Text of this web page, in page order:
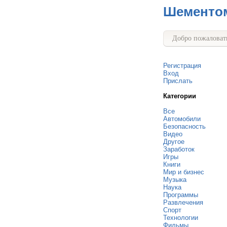
Добро
Регистрация
Вход
Прислать
Категории
Все
Автомобили
Безопасность
Видео
Другое
Заработок
Игры
Книги
Мир и бизнес
Музыка
Наука
Программы
Развлечения
Спорт
Технологии
Фильмы